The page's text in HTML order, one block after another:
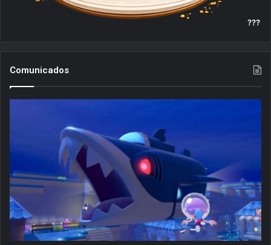
???
Comunicados